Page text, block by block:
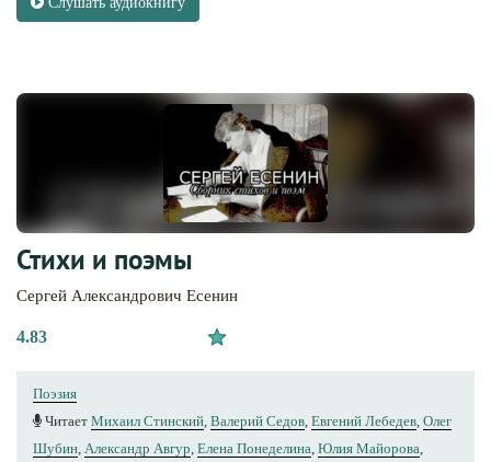
Стихи и поэмы
Сергей Александрович Есенин
4.83
Поэзия
Читает Михаил Стинский, Валерий Седов, Евгений Лебедев, Олег
Шубин, Александр Авгур, Елена Понеделина, Юлия Майорова,